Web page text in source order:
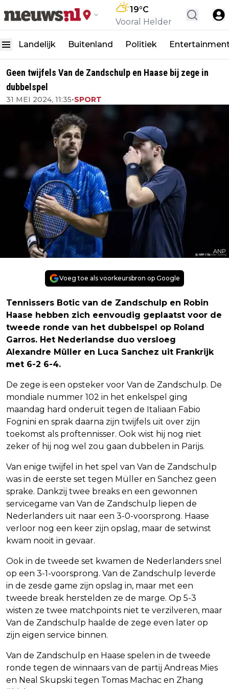
19°C
Vooral Helder
Landelijk Buitenland Politiek
Geen twijfels Van de Zandschulp en Haase bij zege in
dubbelspel
31 MEI 2024, 11:35•SPORT
ANP
Voeg toe als voorkeursbron op Google
Tennissers Botic van de Zandschulp en Robin
Haase hebben zich eenvoudig geplaatst voor de
tweede ronde van het dubbelspel op Roland
Garros. Het Nederlandse duo versloeg
Alexandre Müller en Luca Sanchez uit Frankrijk
met 6-2 6-4.
De zege is een opsteker voor Van de Zandschulp. De
mondiale nummer 102 in het enkelspel ging
maandag hard onderuit tegen de Italiaan Fabio
Fognini en sprak daarna zijn twijfels uit over zijn
toekomst als proftennisser. Ook wist hij nog niet
zeker of hij nog wel zou gaan dubbelen in Parijs.
Van enige twijfel in het spel van Van de Zandschulp
was in de eerste set tegen Müller en Sanchez geen
sprake. Dankzij twee breaks en een gewonnen
servicegame van Van de Zandschulp liepen de
Nederlanders uit naar een 3-0-voorsprong. Haase
verloor nog een keer zijn opslag, maar de setwinst
kwam nooit in gevaar.
Ook in de tweede set kwamen de Nederlanders snel
op een 3-1-voorsprong. Van de Zandschulp leverde
in de zesde game zijn opslag in, maar met een
tweede break herstelden ze de marge. Op 5-3
wisten ze twee matchpoints niet te verzilveren, maar
Van de Zandschulp haalde de zege even later op
zijn eigen service binnen.
Van de Zandschulp en Haase spelen in de tweede
ronde tegen de winnaars van de partij Andreas Mies
en Neal Skupski tegen Tomas Machac en Zhang